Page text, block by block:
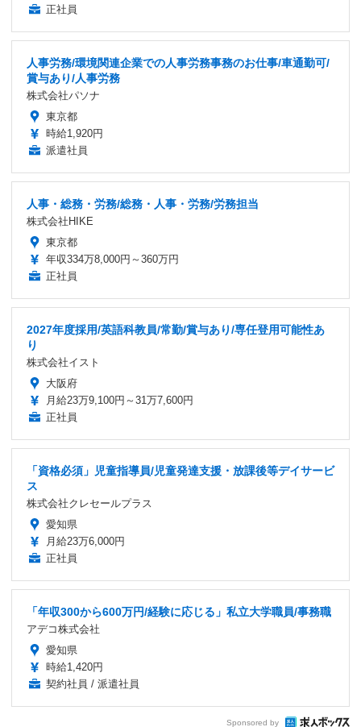
正社員
人事労務/環境関連企業での人事労務事務のお仕事/車通勤可/
賞与あり/人事労務
株式会社パソナ
東京都
時給1,920円
派遣社員
人事・総務・労務/総務・人事・労務/労務担当
株式会社HIKE
東京都
年収334万8,000円～360万円
正社員
2027年度採用/英語科教員/常勤/賞与あり/専任登用可能性あ
り
株式会社イスト
大阪府
月給23万9,100円～31万7,600円
正社員
「資格必須」児童指導員/児童発達支援・放課後等デイサービ
ス
株式会社クレセールプラス
愛知県
月給23万6,000円
正社員
「年収300から600万円/経験に応じる」私立大学職員/事務職
アデコ株式会社
愛知県
時給1,420円
契約社員 / 派遣社員
Sponsored by